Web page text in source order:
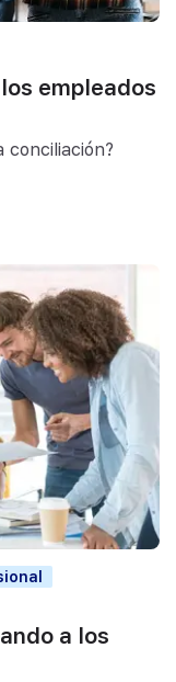
empleados
conciliación?
a los